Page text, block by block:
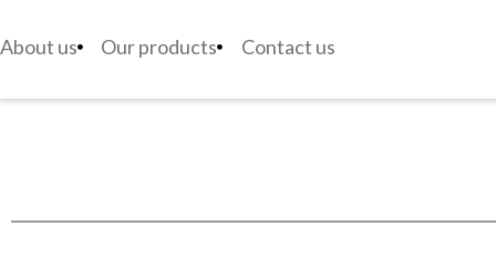
About us Our products Contact us